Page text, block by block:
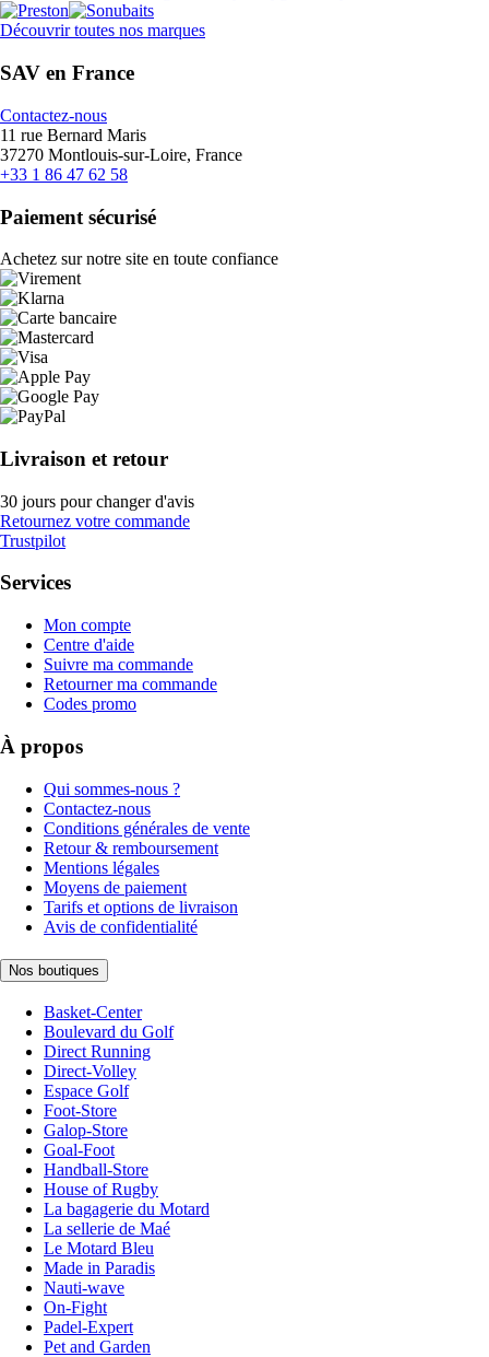
Découvrir toutes nos marques
SAV en France
Contactez-nous
11 rue Bernard Maris
37270 Montlouis-sur-Loire, France
+33 1 86 47 62 58
Paiement sécurisé
Achetez sur notre site en toute confiance
Livraison et retour
30 jours pour changer d'avis
Retournez votre commande
Trustpilot
Services
Mon compte
Centre d'aide
Suivre ma commande
Retourner ma commande
Codes promo
À propos
Qui sommes-nous ?
Contactez-nous
Conditions générales de vente
Retour & remboursement
Mentions légales
Moyens de paiement
Tarifs et options de livraison
Avis de confidentialité
Nos boutiques
Basket-Center
Boulevard du Golf
Direct Running
Direct-Volley
Espace Golf
Foot-Store
Galop-Store
Goal-Foot
Handball-Store
House of Rugby
La bagagerie du Motard
La sellerie de Maé
Le Motard Bleu
Made in Paradis
Nauti-wave
On-Fight
Padel-Expert
Pet and Garden